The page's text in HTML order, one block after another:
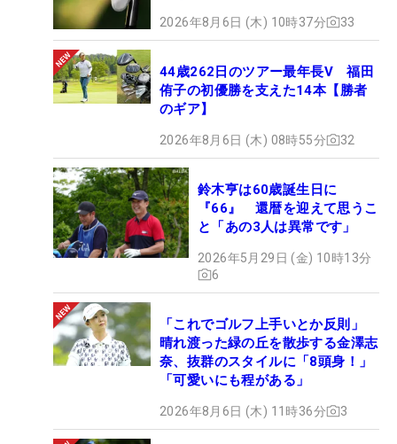
2026年8月6日 (木) 10時37分 33
44歳262日のツアー最年長V 福田
侑子の初優勝を支えた14本【勝者
のギア】
2026年8月6日 (木) 08時55分 32
鈴木亨は60歳誕生日に
『66』 還暦を迎えて思うこ
と「あの3人は異常です」
2026年5月29日 (金) 10時13分
6
「これでゴルフ上手いとか反則」
晴れ渡った緑の丘を散歩する金澤志
奈、抜群のスタイルに「8頭身！」
「可愛いにも程がある」
2026年8月6日 (木) 11時36分 3